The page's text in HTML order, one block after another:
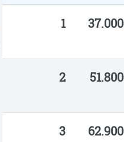
1
2
3